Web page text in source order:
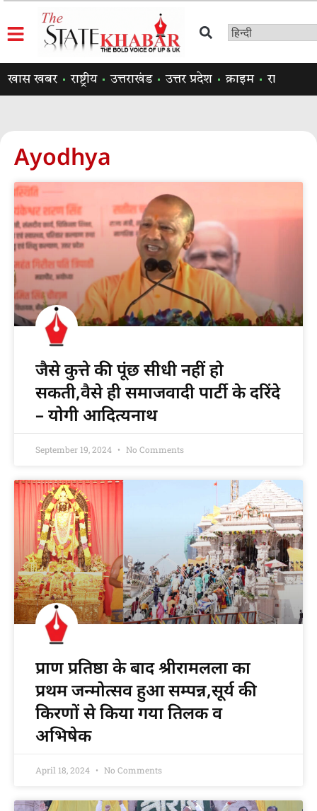
खास खबर राष्ट्रीय उत्तराखंड उत्तर प्रदेश क्राइम राजनीति
Ayodhya
जैसे कुत्ते की पूंछ सीधी नहीं हो
सकती,वैसे ही समाजवादी पार्टी के दरिंदे
– योगी आदित्यनाथ
September 19, 2024 No Comments
प्राण प्रतिष्ठा के बाद श्रीरामलला का
प्रथम जन्मोत्सव हुआ सम्पन्न,सूर्य की
किरणों से किया गया तिलक व
अभिषेक
April 18, 2024 No Comments